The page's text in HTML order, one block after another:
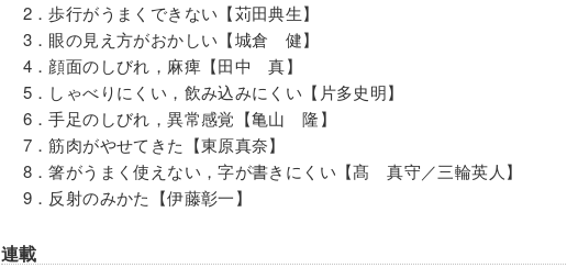
2．歩行がうまくできない【苅田典生】
3．眼の見え方がおかしい【城倉 健】
4．顔面のしびれ，麻痺【田中 真】
5．しゃべりにくい，飲み込みにくい【片多史明】
6．手足のしびれ，異常感覚【亀山 隆】
7．筋肉がやせてきた【東原真奈】
8．箸がうまく使えない，字が書きにくい【髙 真守／三輪英人】
9．反射のみかた【伊藤彰一】
連載